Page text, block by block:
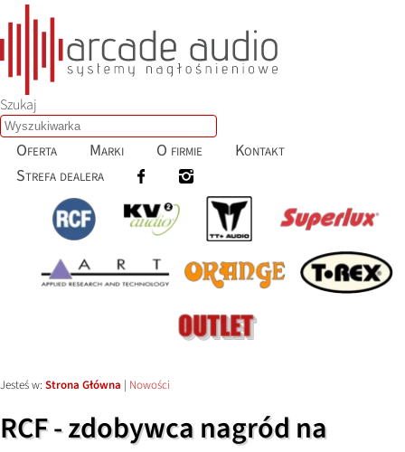
Szukaj
Oferta Marki O firmie
Kontakt
Strefa dealera
Jesteś w: Strona Główna | Nowości
RCF - zdobywca nagród na